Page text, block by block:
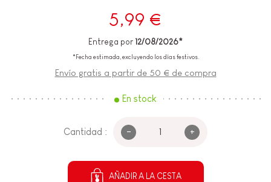
5,99 €
Entrega por 12/08/2026*
*Fecha estimada, excluyendo los días festivos.
Envío gratis a partir de 50 € de compra
En stock
Cantidad : - +
AÑADIR A LA CESTA